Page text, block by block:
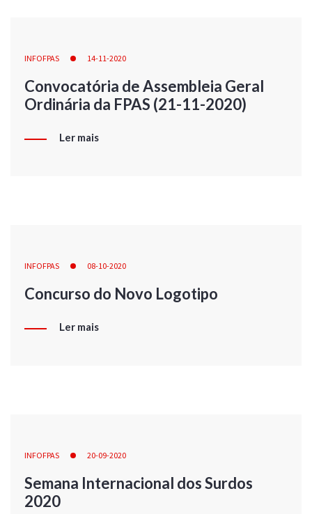
INFOFPAS 14-11-2020
Convocatória de Assembleia Geral
Ordinária da FPAS (21-11-2020)
Ler mais
INFOFPAS 08-10-2020
Concurso do Novo Logotipo
Ler mais
INFOFPAS 20-09-2020
Semana Internacional dos Surdos
2020